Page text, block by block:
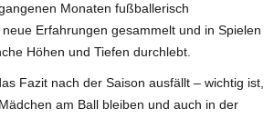
Monaten fußballerisch
Erfahrungen gesammelt und in Spielen
Höhen und Tiefen durchlebt.
Fazit nach der Saison ausfällt – wichtig ist,
am Ball bleiben und auch in der